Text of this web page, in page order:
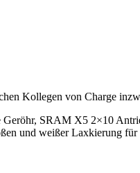
Kollegen von Charge
Geröhr, SRAM X5 2×10
und weißer Laxkierung